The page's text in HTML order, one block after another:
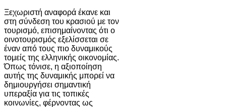
Ξεχωριστή αναφορά έκανε και
στη σύνδεση του κρασιού με τον
τουρισμό, επισημαίνοντας ότι ο
οινοτουρισμός εξελίσσεται σε
έναν από τους πιο δυναμικούς
τομείς της ελληνικής οικονομίας.
Όπως τόνισε, η αξιοποίηση
αυτής της δυναμικής μπορεί να
δημιουργήσει σημαντική
υπεραξία για τις τοπικές
κοινωνίες, φέρνοντας ως